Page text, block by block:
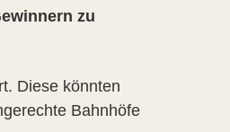
zu
Diese könnten
Bahnhöfe